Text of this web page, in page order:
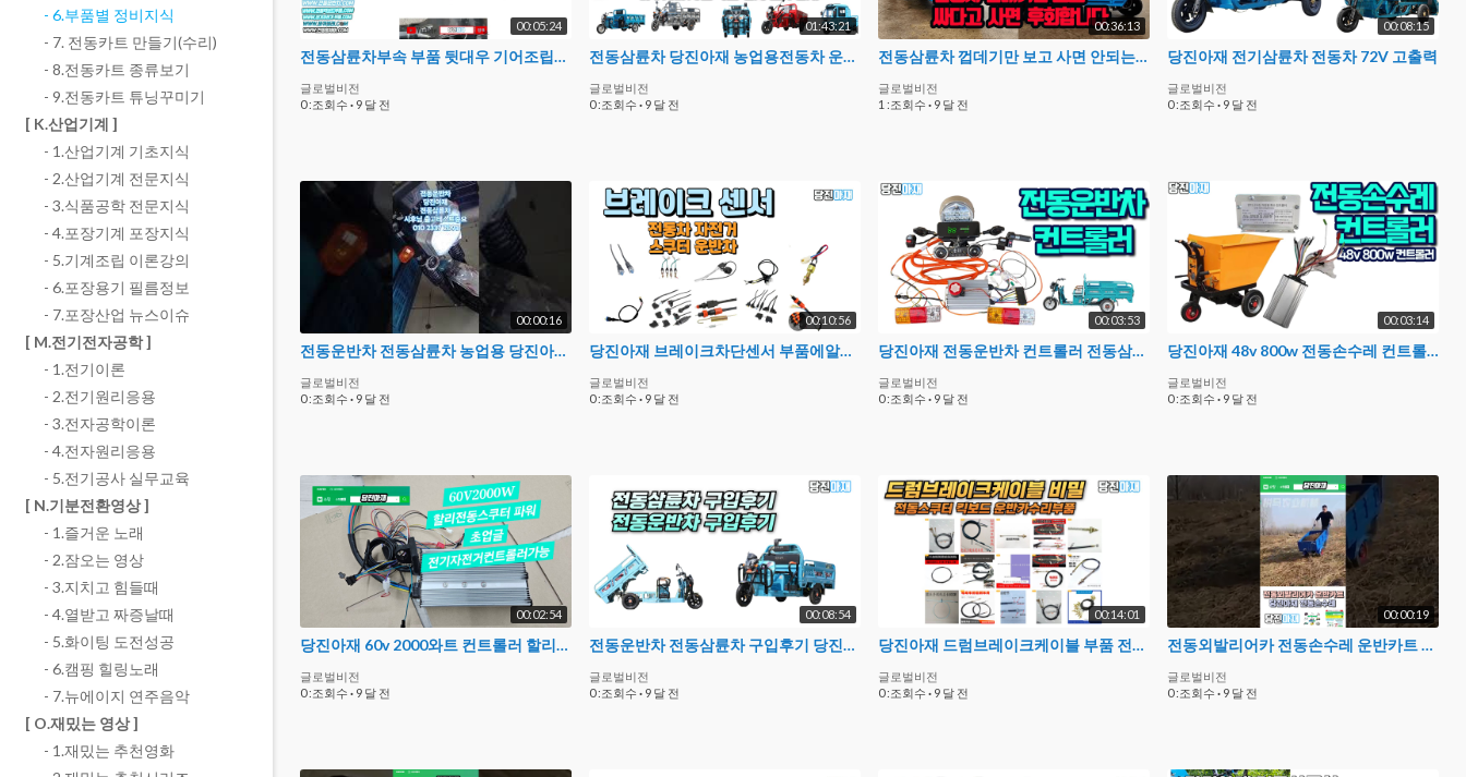
00:05:24
전동삼륜차부속 부품 뒷대우 기어조립방법 브레이크 축 대우구동축부속 지원
글로벌비전
0 :조회수 · 9 달 전
01:43:21
전동삼륜차 당진아재 농업용전동차 운반전기카트 TOP10
글로벌비전
0 :조회수 · 9 달 전
00:36:13
전동삼륜차 껍데기만 보고 사면 안되는이유 당진아재 전동삼륜차 이야기
글로벌비전
1 :조회수 · 9 달 전
00:08:15
당진아재 전기삼륜차 전동차 72V 고출력
글로벌비전
0 :조회수 · 9 달 전
00:00:16
전동운반차 전동삼륜차 농업용 당진아재 72v2000w2미터 출고테스트24092000063 회원 출항전테스트
글로벌비전
0 :조회수 · 9 달 전
00:10:56
당진아재 브레이크차단센서 부품에알아보자 전동차 스쿠터 자전거 삼륜차 브레이크센서 부품 부속
글로벌비전
0 :조회수 · 9 달 전
00:03:53
당진아재 전동운반차 컨트롤러 전동삼륜차부품 전동카트제작
글로벌비전
0 :조회수 · 9 달 전
00:03:14
당진아재 48v 800w 전동손수레 컨트롤러 전동운반차컨트롤러
글로벌비전
0 :조회수 · 9 달 전
00:02:54
당진아재 60v 2000와트 컨트롤러 할리전동스쿠터출력튜닝 전기자전거컨트롤러
글로벌비전
0 :조회수 · 9 달 전
00:08:54
전동운반차 전동삼륜차 구입후기 당진아재 60v1500w
글로벌비전
0 :조회수 · 9 달 전
00:14:01
당진아재 드럼브레이크케이블 부품 전동카트부품 전동차부품 스쿠터부품 킥보드부품
글로벌비전
0 :조회수 · 9 달 전
00:00:19
전동외발리어카 전동손수레 운반카트 당진아재
글로벌비전
0 :조회수 · 9 달 전
- 6.부품별 정비지식
- 7. 전동카트 만들기(수리)
- 8.전동카트 종류보기
- 9.전동카트 튜닝꾸미기
[ K.산업기계 ]
- 1.산업기계 기초지식
- 2.산업기계 전문지식
- 3.식품공학 전문지식
- 4.포장기계 포장지식
- 5.기계조립 이론강의
- 6.포장용기 필름정보
- 7.포장산업 뉴스이슈
[ M.전기전자공학 ]
- 1.전기이론
- 2.전기원리응용
- 3.전자공학이론
- 4.전자원리응용
- 5.전기공사 실무교육
[ N.기분전환영상 ]
- 1.즐거운 노래
- 2.잠오는 영상
- 3.지치고 힘들때
- 4.열받고 짜증날때
- 5.화이팅 도전성공
- 6.캠핑 힐링노래
- 7.뉴에이지 연주음악
[ O.재밌는 영상 ]
- 1.재밌는 추천영화